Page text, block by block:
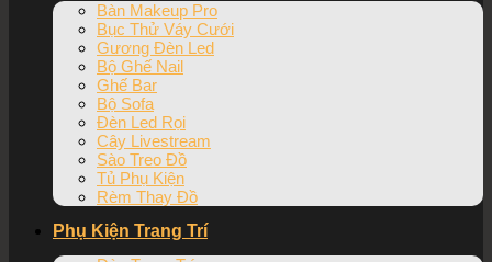
Bàn Makeup Pro
Bục Thử Váy Cưới
Gương Đèn Led
Bộ Ghế Nail
Ghế Bar
Bộ Sofa
Đèn Led Rọi
Cây Livestream
Sào Treo Đồ
Tủ Phụ Kiện
Rèm Thay Đồ
Phụ Kiện Trang Trí